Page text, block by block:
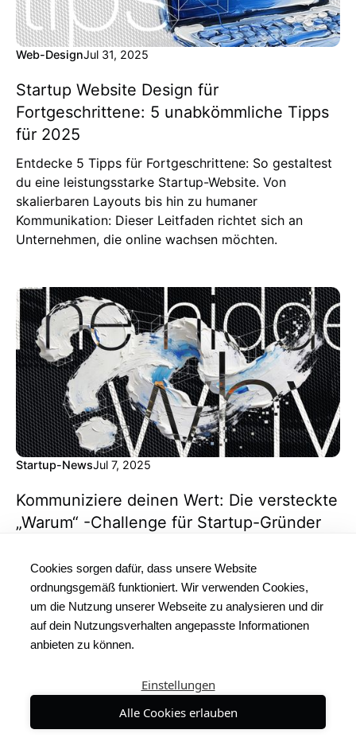
Web-DesignJul 31, 2025
Startup Website Design für
Fortgeschrittene: 5 unabkömmliche Tipps
für 2025
Entdecke 5 Tipps für Fortgeschrittene: So gestaltest
du eine leistungsstarke Startup-Website. Von
skalierbaren Layouts bis hin zu humaner
Kommunikation: Dieser Leitfaden richtet sich an
Unternehmen, die online wachsen möchten.
Startup-NewsJul 7, 2025
Kommuniziere deinen Wert: Die versteckte
„Warum“ -Challenge für Startup-Gründer
lösen kannst und warum das „Warum“ hinter deinem
Startup entscheidend für Erfolg oder Misserfolg sein
kann.
Cookies sorgen dafür, dass unsere Website
ordnungsgemäß funktioniert. Wir verwenden Cookies,
um die Nutzung unserer Webseite zu analysieren und dir
auf dein Nutzungsverhalten angepasste Informationen
anbieten zu können.
Einstellungen
Alle Cookies erlauben